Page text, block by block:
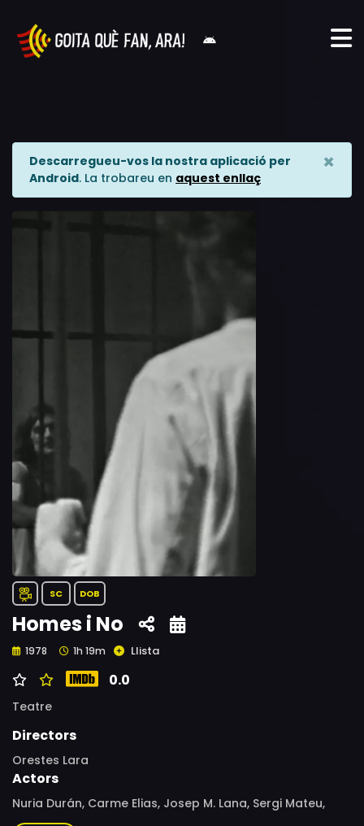
Descarregueu-vos la nostra aplicació per
Android. La trobareu en aquest enllaç
×
SC DOB
Homes i No
1978 1h 19m Llista
0.0
Teatre
Directors
Orestes Lara
Actors
Nuria Durán, Carme Elias, Josep M. Lana, Sergi Mateu,